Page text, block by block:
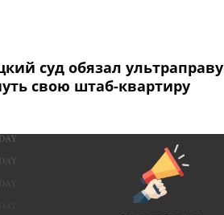
суд обязал
свою штаб-квартиру